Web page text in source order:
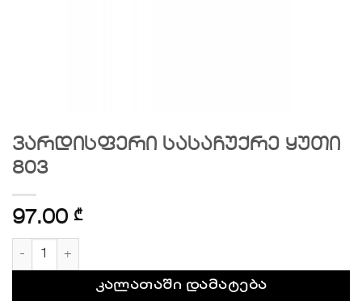
ვარდისფერი სასაჩუქრე ყუთი
803
97.00 ₾
რაოდენობა: ვარდისფერი სასაჩუქრე ყუთი 803
კალათაში დამატება